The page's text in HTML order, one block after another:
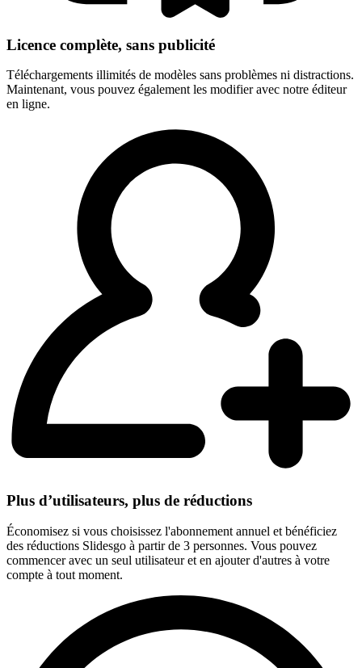
Licence complète, sans publicité
Téléchargements illimités de modèles sans problèmes ni distractions.
Maintenant, vous pouvez également les modifier avec notre éditeur
en ligne.
Plus d’utilisateurs, plus de réductions
Économisez si vous choisissez l'abonnement annuel et bénéficiez
des réductions Slidesgo à partir de 3 personnes. Vous pouvez
commencer avec un seul utilisateur et en ajouter d'autres à votre
compte à tout moment.